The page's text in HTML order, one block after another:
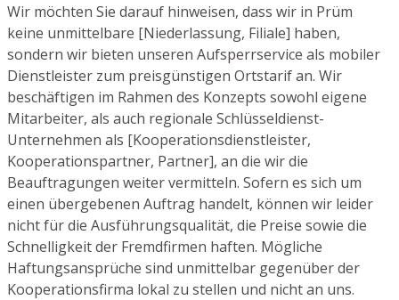
Wir möchten Sie darauf hinweisen, dass wir in Prüm
keine unmittelbare [Niederlassung, Filiale] haben,
sondern wir bieten unseren Aufsperrservice als mobiler
Dienstleister zum preisgünstigen Ortstarif an. Wir
beschäftigen im Rahmen des Konzepts sowohl eigene
Mitarbeiter, als auch regionale Schlüsseldienst-
Unternehmen als [Kooperationsdienstleister,
Kooperationspartner, Partner], an die wir die
Beauftragungen weiter vermitteln. Sofern es sich um
einen übergebenen Auftrag handelt, können wir leider
nicht für die Ausführungsqualität, die Preise sowie die
Schnelligkeit der Fremdfirmen haften. Mögliche
Haftungsansprüche sind unmittelbar gegenüber der
Kooperationsfirma lokal zu stellen und nicht an uns.